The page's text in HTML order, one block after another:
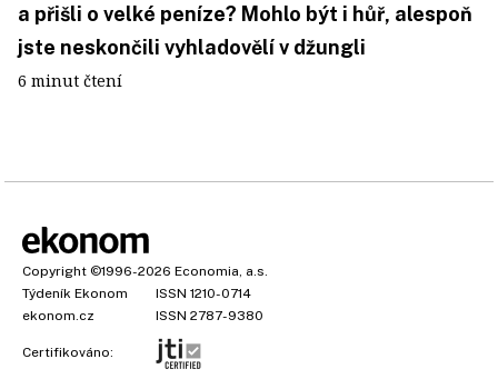
a přišli o velké peníze? Mohlo být i hůř, alespoň
jste neskončili vyhladovělí v džungli
6 minut čtení
Copyright ©1996-2026 Economia, a.s.
Týdeník Ekonom
ISSN 1210-0714
ekonom.cz
ISSN 2787-9380
Certifikováno: